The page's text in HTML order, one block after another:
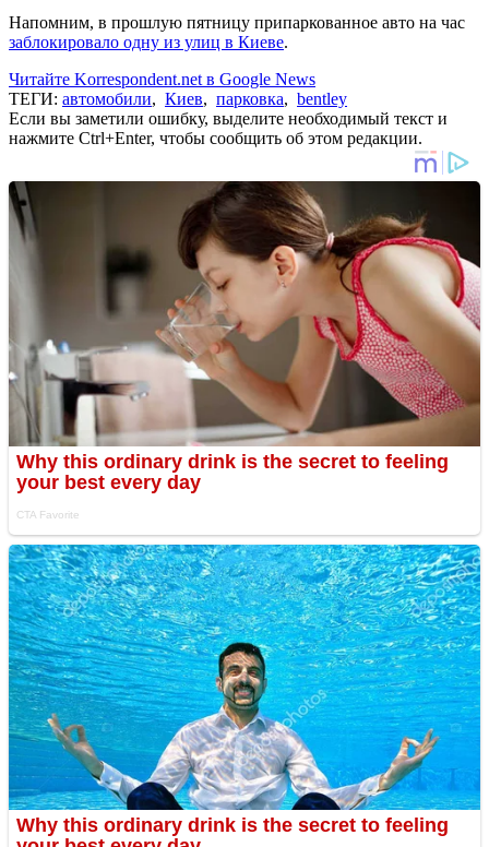
Напомним, в прошлую пятницу припаркованное авто на час
заблокировало одну из улиц в Киеве.
Читайте Korrespondent.net в Google News
ТЕГИ: автомобили, Киев, парковка, bentley
Если вы заметили ошибку, выделите необходимый текст и
нажмите Ctrl+Enter, чтобы сообщить об этом редакции.